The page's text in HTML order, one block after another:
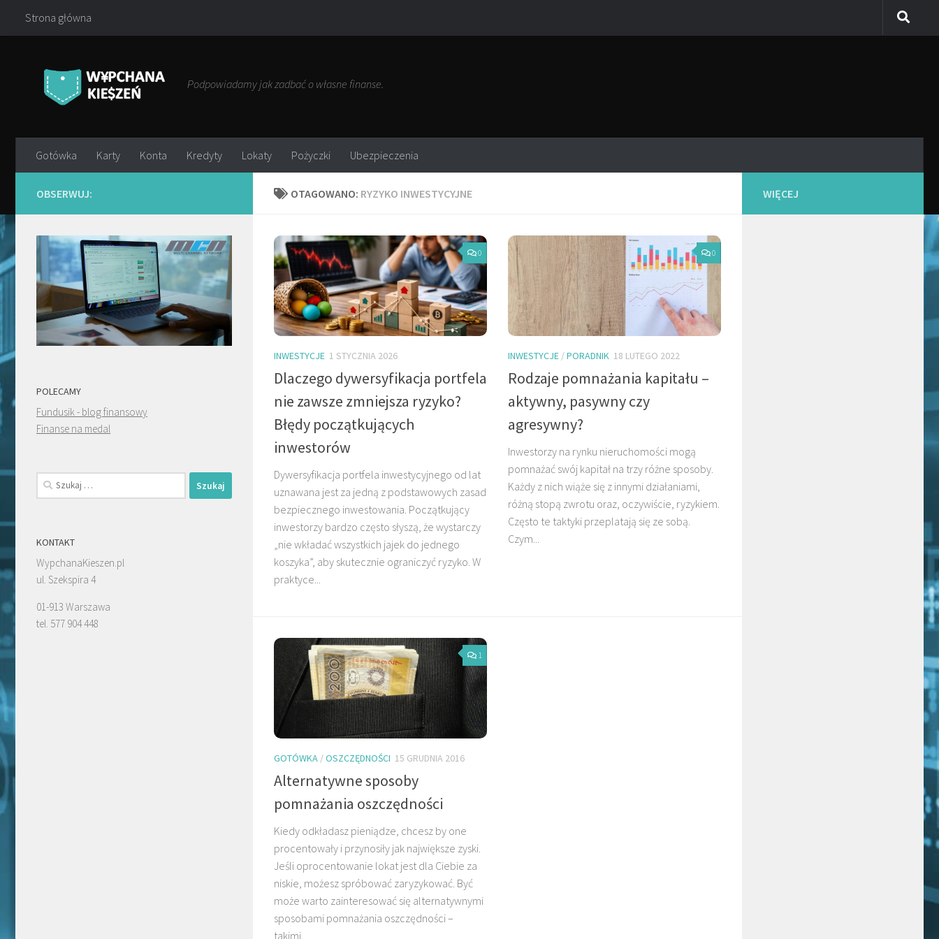
Przejdź do treści
Strona główna
Podpowiadamy jak zadbać o własne finanse.
Gotówka Karty Konta Kredyty Lokaty Pożyczki Ubezpieczenia
OTAGOWANO: RYZYKO INWESTYCYJNE
0
INWESTYCJE 1 STYCZNIA 2026
Dlaczego dywersyfikacja portfela
nie zawsze zmniejsza ryzyko?
Błędy początkujących
inwestorów
Dywersyfikacja portfela inwestycyjnego od lat
uznawana jest za jedną z podstawowych zasad
bezpiecznego inwestowania. Początkujący
inwestorzy bardzo często słyszą, że wystarczy
„nie wkładać wszystkich jajek do jednego
koszyka”, aby skutecznie ograniczyć ryzyko. W
praktyce...
0
INWESTYCJE /PORADNIK 18 LUTEGO 2022
Rodzaje pomnażania kapitału –
aktywny, pasywny czy
agresywny?
Inwestorzy na rynku nieruchomości mogą
pomnażać swój kapitał na trzy różne sposoby.
Każdy z nich wiąże się z innymi działaniami,
różną stopą zwrotu oraz, oczywiście, ryzykiem.
Często te taktyki przeplatają się ze sobą.
Czym...
1
GOTÓWKA /OSZCZĘDNOŚCI 15 GRUDNIA 2016
Alternatywne sposoby
pomnażania oszczędności
Kiedy odkładasz pieniądze, chcesz by one
procentowały i przynosiły jak największe zyski.
Jeśli oprocentowanie lokat jest dla Ciebie za
niskie, możesz spróbować zaryzykować. Być
może warto zainteresować się alternatywnymi
sposobami pomnażania oszczędności –
takimi...
OBSERWUJ:
POLECAMY
Fundusik - blog finansowy
Finanse na medal
Szukaj:
KONTAKT
WypchanaKieszen.pl
ul. Szekspira 4
01-913 Warszawa
tel. 577 904 448
WIĘCEJ